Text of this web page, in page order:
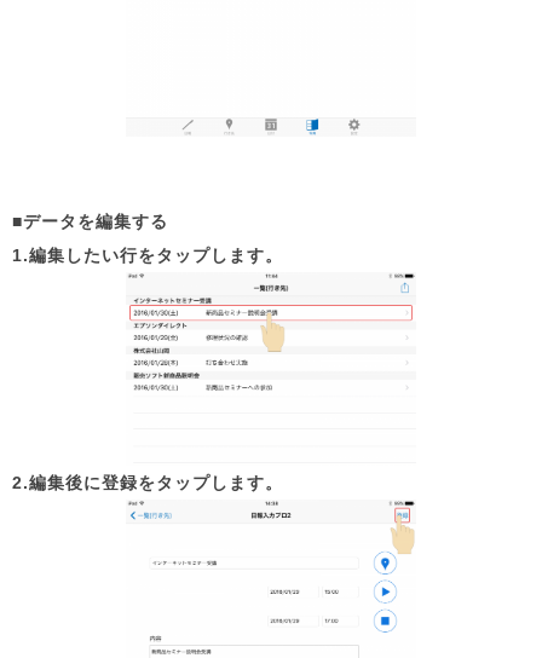
■データを編集する
1.編集したい行をタップします。
2.編集後に登録をタップします。